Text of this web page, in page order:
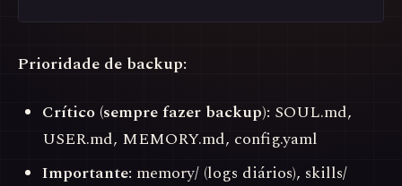
Prioridade de backup:
Crítico (sempre fazer backup): SOUL.md,
USER.md, MEMORY.md, config.yaml
Importante: memory/ (logs diários), skills/